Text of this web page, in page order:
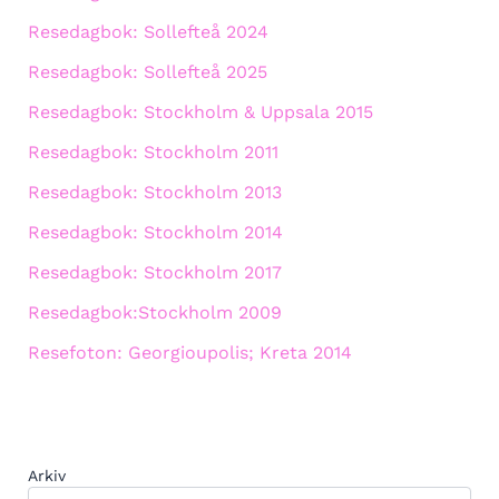
Resedagbok: Sollefteå 2024
Resedagbok: Sollefteå 2025
Resedagbok: Stockholm & Uppsala 2015
Resedagbok: Stockholm 2011
Resedagbok: Stockholm 2013
Resedagbok: Stockholm 2014
Resedagbok: Stockholm 2017
Resedagbok:Stockholm 2009
Resefoton: Georgioupolis; Kreta 2014
Arkiv